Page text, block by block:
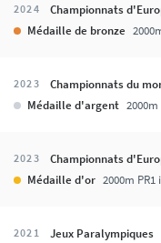
2024 Championnats
Médaille de bronze
2023 Championnats du
Médaille d'argent
2023 Championnats
Médaille d'or 2000m
2021 Jeux Paralympiques